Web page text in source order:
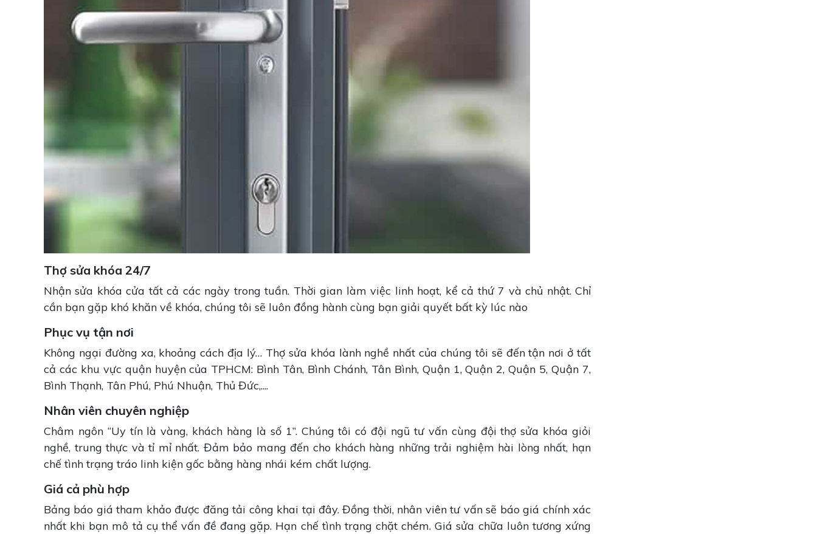
Thợ sửa khóa 24/7
Nhận sửa khóa cửa tất cả các ngày trong tuần. Thời gian làm việc linh hoạt, kể cả thứ 7 và chủ nhật. Chỉ
cần bạn gặp khó khăn về khóa, chúng tôi sẽ luôn đồng hành cùng bạn giải quyết bất kỳ lúc nào
Phục vụ tận nơi
Không ngại đường xa, khoảng cách địa lý… Thợ sửa khóa lành nghề nhất của chúng tôi sẽ đến tận nơi ở tất
cả các khu vực quận huyện của TPHCM: Bình Tân, Bình Chánh, Tân Bình, Quận 1, Quận 2, Quận 5, Quận 7,
Bình Thạnh, Tân Phú, Phú Nhuận, Thủ Đức,....
Nhân viên chuyên nghiệp
Châm ngôn “Uy tín là vàng, khách hàng là số 1”. Chúng tôi có đội ngũ tư vấn cùng đội thợ sửa khóa giỏi
nghề, trung thực và tỉ mỉ nhất. Đảm bảo mang đến cho khách hàng những trải nghiệm hài lòng nhất, hạn
chế tình trạng tráo linh kiện gốc bằng hàng nhái kém chất lượng.
Giá cả phù hợp
Bảng báo giá tham khảo được đăng tải công khai tại đây. Đồng thời, nhân viên tư vấn sẽ báo giá chính xác
nhất khi bạn mô tả cụ thể vấn đề đang gặp. Hạn chế tình trạng chặt chém. Giá sửa chữa luôn tương xứng